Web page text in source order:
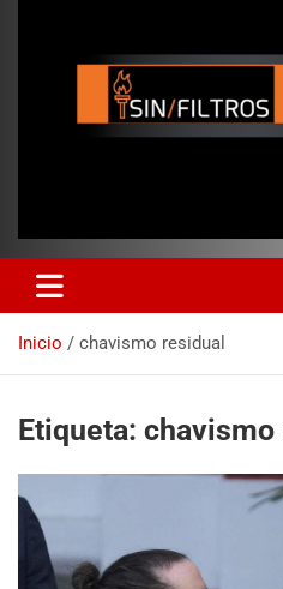
Inicio chavismo residual
Etiqueta: chavismo